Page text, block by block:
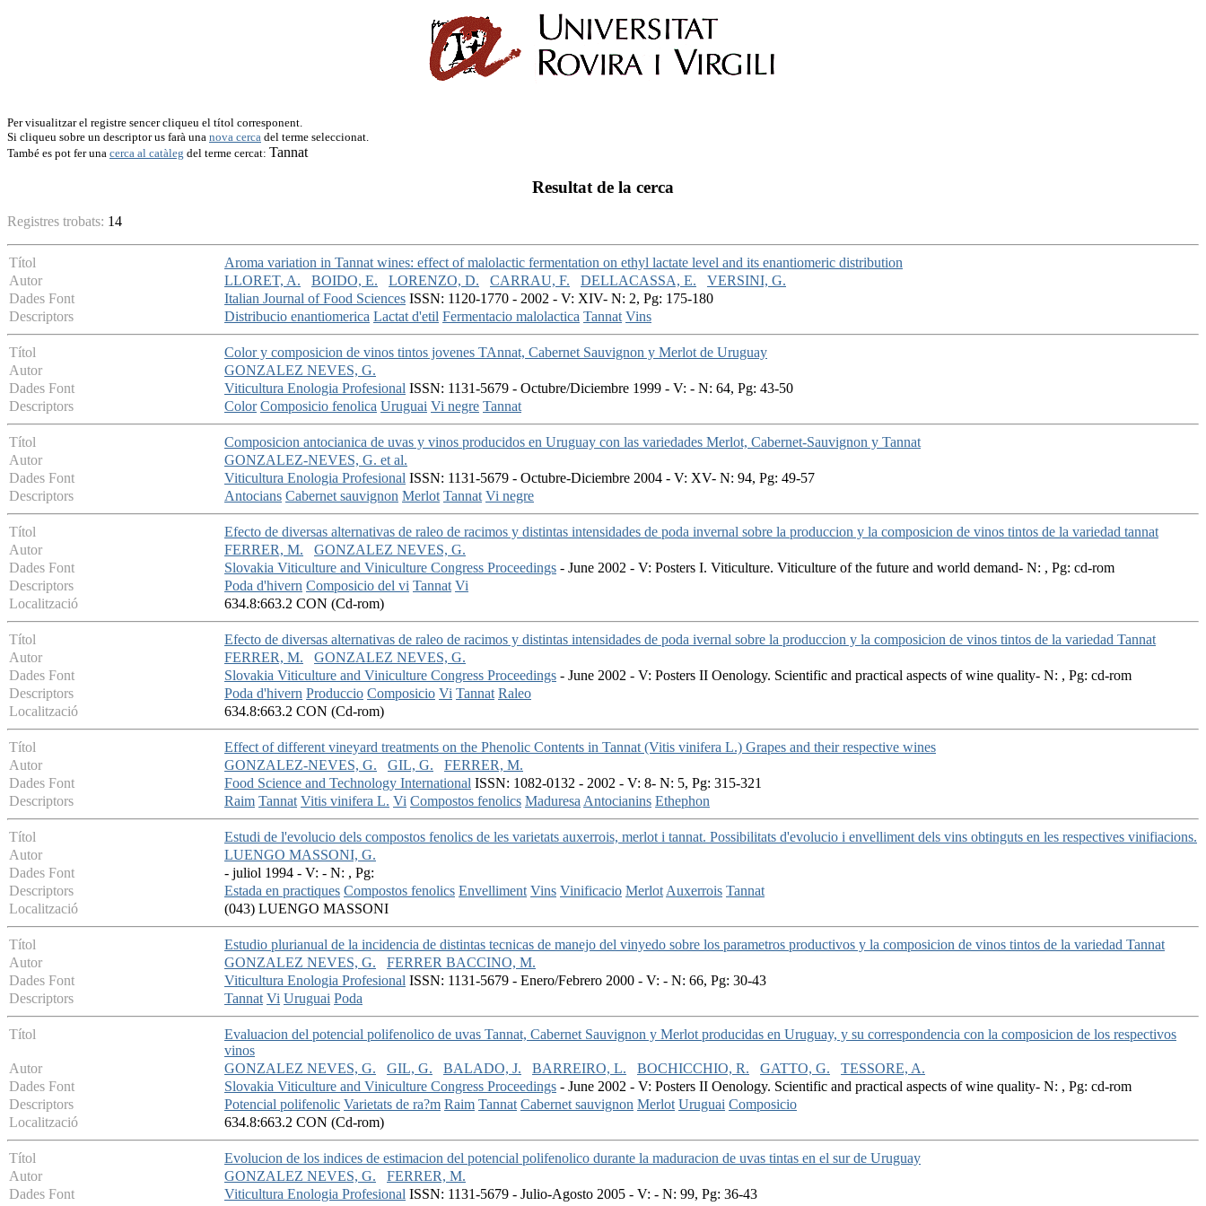
Per visualitzar el registre sencer cliqueu el títol corresponent.
Si cliqueu sobre un descriptor us farà una nova cerca del terme seleccionat.
També es pot fer una cerca al catàleg del terme cercat: Tannat
Resultat de la cerca
Registres trobats: 14
Títol
Aroma variation in Tannat wines: effect of malolactic fermentation on ethyl lactate level and its enantiomeric distribution
Autor
LLORET, A. BOIDO, E. LORENZO, D. CARRAU, F. DELLACASSA, E.
VERSINI, G.
Dades Font
Italian Journal of Food Sciences ISSN: 1120-1770 - 2002 - V: XIV- N: 2, Pg: 175-180
Descriptors
Distribucio enantiomerica Lactat d'etil Fermentacio malolactica Tannat Vins
Títol
Color y composicion de vinos tintos jovenes TAnnat, Cabernet Sauvignon y Merlot de Uruguay
Autor
GONZALEZ NEVES, G.
Dades Font
Viticultura Enologia Profesional ISSN: 1131-5679 - Octubre/Diciembre 1999 - V: - N: 64, Pg: 43-50
Descriptors
Color Composicio fenolica Uruguai Vi negre Tannat
Títol
Composicion antocianica de uvas y vinos producidos en Uruguay con las variedades Merlot, Cabernet-Sauvignon y Tannat
Autor
GONZALEZ-NEVES, G. et al.
Dades Font
Viticultura Enologia Profesional ISSN: 1131-5679 - Octubre-Diciembre 2004 - V: XV- N: 94, Pg: 49-57
Descriptors
Antocians Cabernet sauvignon Merlot Tannat Vi negre
Títol
Efecto de diversas alternativas de raleo de racimos y distintas intensidades de poda invernal sobre la produccion y la composicion de vinos tintos de la variedad tannat
Autor
FERRER, M.
GONZALEZ NEVES, G.
Dades Font
Slovakia Viticulture and Viniculture Congress Proceedings - June 2002 - V: Posters I. Viticulture. Viticulture of the future and world demand- N: , Pg: cd-rom
Descriptors
Poda d'hivern Composicio del vi Tannat Vi
Localització
634.8:663.2 CON (Cd-rom)
Títol
Efecto de diversas alternativas de raleo de racimos y distintas intensidades de poda ivernal sobre la produccion y la composicion de vinos tintos de la variedad Tannat
Autor
FERRER, M.
GONZALEZ NEVES, G.
Dades Font
Slovakia Viticulture and Viniculture Congress Proceedings - June 2002 - V: Posters II Oenology. Scientific and practical aspects of wine quality- N: , Pg: cd-rom
Descriptors
Poda d'hivern Produccio Composicio Vi Tannat Raleo
Localització
634.8:663.2 CON (Cd-rom)
Títol
Effect of different vineyard treatments on the Phenolic Contents in Tannat (Vitis vinifera L.) Grapes and their respective wines
Autor
GONZALEZ-NEVES, G. GIL, G.
FERRER, M.
Dades Font
Food Science and Technology International ISSN: 1082-0132 - 2002 - V: 8- N: 5, Pg: 315-321
Descriptors
Raim Tannat Vitis vinifera L. Vi Compostos fenolics MaduresaAntocianins Ethephon
Títol
Estudi de l'evolucio dels compostos fenolics de les varietats auxerrois, merlot i tannat. Possibilitats d'evolucio i envelliment dels vins obtinguts en les respectives vinifiacions.
Autor
LUENGO MASSONI, G.
Dades Font
- juliol 1994 - V: - N: , Pg:
Descriptors
Estada en practiques Compostos fenolics Envelliment Vins Vinificacio MerlotAuxerrois Tannat
Localització
(043) LUENGO MASSONI
Títol
Estudio plurianual de la incidencia de distintas tecnicas de manejo del vinyedo sobre los parametros productivos y la composicion de vinos tintos de la variedad Tannat
Autor
GONZALEZ NEVES, G.
FERRER BACCINO, M.
Dades Font
Viticultura Enologia Profesional ISSN: 1131-5679 - Enero/Febrero 2000 - V: - N: 66, Pg: 30-43
Descriptors
Tannat Vi Uruguai Poda
Títol
Evaluacion del potencial polifenolico de uvas Tannat, Cabernet Sauvignon y Merlot producidas en Uruguay, y su correspondencia con la composicion de los respectivos
vinos
Autor
GONZALEZ NEVES, G. GIL, G. BALADO, J. BARREIRO, L. BOCHICCHIO, R. GATTO, G.
TESSORE, A.
Dades Font
Slovakia Viticulture and Viniculture Congress Proceedings - June 2002 - V: Posters II Oenology. Scientific and practical aspects of wine quality- N: , Pg: cd-rom
Descriptors
Potencial polifenolic Varietats de ra?m Raim Tannat Cabernet sauvignon Merlot Uruguai Composicio
Localització
634.8:663.2 CON (Cd-rom)
Títol
Evolucion de los indices de estimacion del potencial polifenolico durante la maduracion de uvas tintas en el sur de Uruguay
Autor
GONZALEZ NEVES, G.
FERRER, M.
Dades Font
Viticultura Enologia Profesional ISSN: 1131-5679 - Julio-Agosto 2005 - V: - N: 99, Pg: 36-43